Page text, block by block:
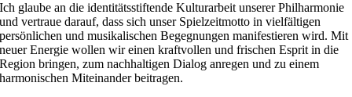
Ich glaube an die identitätsstiftende Kulturarbeit unserer Philharmonie
und vertraue darauf, dass sich unser Spielzeitmotto in vielfältigen
persönlichen und musikalischen Begegnungen manifestieren wird. Mit
neuer Energie wollen wir einen kraftvollen und frischen Esprit in die
Region bringen, zum nachhaltigen Dialog anregen und zu einem
harmonischen Miteinander beitragen.